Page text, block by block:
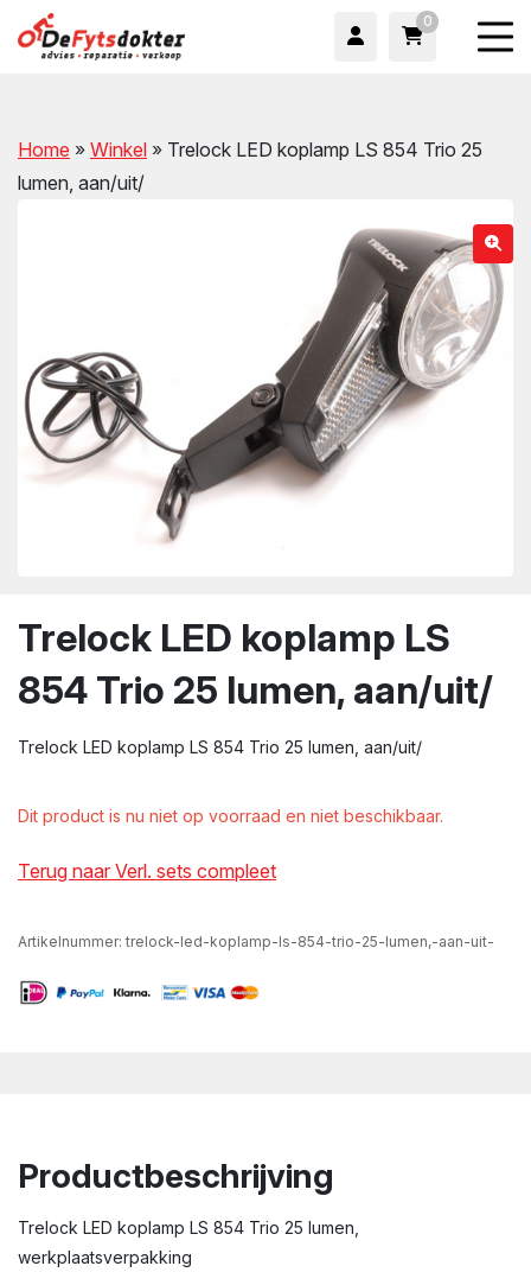
0
Home » Winkel » Trelock LED koplamp LS 854 Trio 25
lumen, aan/uit/
Trelock LED koplamp LS
854 Trio 25 lumen, aan/uit/
Trelock LED koplamp LS 854 Trio 25 lumen, aan/uit/
Dit product is nu niet op voorraad en niet beschikbaar.
Terug naar Verl. sets compleet
Artikelnummer: trelock-led-koplamp-ls-854-trio-25-lumen,-aan-uit-
Productbeschrijving
Trelock LED koplamp LS 854 Trio 25 lumen,
werkplaatsverpakking